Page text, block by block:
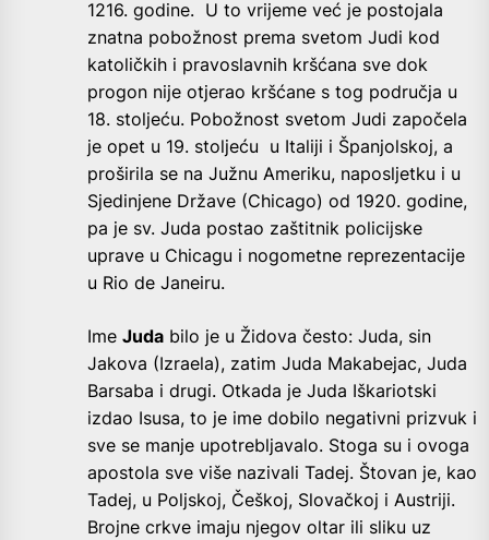
1216. godine. U to vrijeme već je postojala
znatna pobožnost prema svetom Judi kod
katoličkih i pravoslavnih kršćana sve dok
progon nije otjerao kršćane s tog područja u
18. stoljeću. Pobožnost svetom Judi započela
je opet u 19. stoljeću u Italiji i Španjolskoj, a
proširila se na Južnu Ameriku, naposljetku i u
Sjedinjene Države (Chicago) od 1920. godine,
pa je sv. Juda postao zaštitnik policijske
uprave u Chicagu i nogometne reprezentacije
u Rio de Janeiru.
Ime Juda bilo je u Židova često: Juda, sin
Jakova (Izraela), zatim Juda Makabejac, Juda
Barsaba i drugi. Otkada je Juda Iškariotski
izdao Isusa, to je ime dobilo negativni prizvuk i
sve se manje upotrebljavalo. Stoga su i ovoga
apostola sve više nazivali Tadej. Štovan je, kao
Tadej, u Poljskoj, Češkoj, Slovačkoj i Austriji.
Brojne crkve imaju njegov oltar ili sliku uz